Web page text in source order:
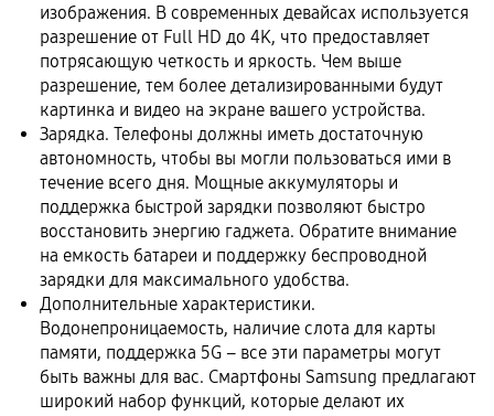
изображения. В современных девайсах используется
разрешение от Full HD до 4K, что предоставляет
потрясающую четкость и яркость. Чем выше
разрешение, тем более детализированными будут
картинка и видео на экране вашего устройства.
Зарядка. Телефоны должны иметь достаточную
автономность, чтобы вы могли пользоваться ими в
течение всего дня. Мощные аккумуляторы и
поддержка быстрой зарядки позволяют быстро
восстановить энергию гаджета. Обратите внимание
на емкость батареи и поддержку беспроводной
зарядки для максимального удобства.
Дополнительные характеристики.
Водонепроницаемость, наличие слота для карты
памяти, поддержка 5G – все эти параметры могут
быть важны для вас. Смартфоны Samsung предлагают
широкий набор функций, которые делают их